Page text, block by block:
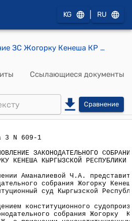
KG RU
Постановление ЗС Жогорку Кенеша КР от 29 января 1997 года З №609-1 "О направлении Аманалиевой Ч.А. представителем Законодательного собрания Жогорку Кенеша в Конституционный суд Кыргызской Республики"
Ссылающиеся документы
Сравнение